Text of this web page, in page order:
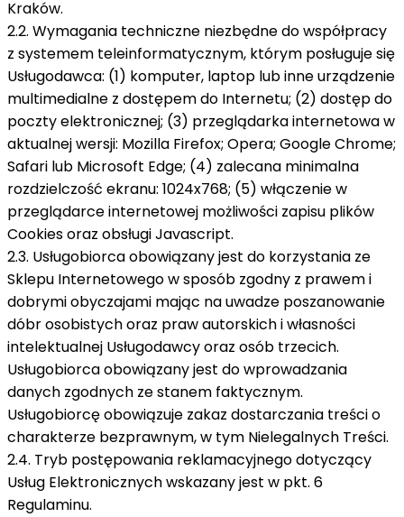
Kraków.
2.2. Wymagania techniczne niezbędne do współpracy
z systemem teleinformatycznym, którym posługuje się
Usługodawca: (1) komputer, laptop lub inne urządzenie
multimedialne z dostępem do Internetu; (2) dostęp do
poczty elektronicznej; (3) przeglądarka internetowa w
aktualnej wersji: Mozilla Firefox; Opera; Google Chrome;
Safari lub Microsoft Edge; (4) zalecana minimalna
rozdzielczość ekranu: 1024x768; (5) włączenie w
przeglądarce internetowej możliwości zapisu plików
Cookies oraz obsługi Javascript.
2.3. Usługobiorca obowiązany jest do korzystania ze
Sklepu Internetowego w sposób zgodny z prawem i
dobrymi obyczajami mając na uwadze poszanowanie
dóbr osobistych oraz praw autorskich i własności
intelektualnej Usługodawcy oraz osób trzecich.
Usługobiorca obowiązany jest do wprowadzania
danych zgodnych ze stanem faktycznym.
Usługobiorcę obowiązuje zakaz dostarczania treści o
charakterze bezprawnym, w tym Nielegalnych Treści.
2.4. Tryb postępowania reklamacyjnego dotyczący
Usług Elektronicznych wskazany jest w pkt. 6
Regulaminu.